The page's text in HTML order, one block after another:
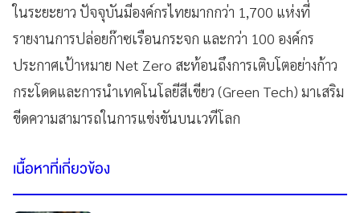
ในระยะยาว ปัจจุบันมีองค์กรไทยมากกว่า 1,700 แห่งที่
รายงานการปล่อยก๊าซเรือนกระจก และกว่า 100 องค์กร
ประกาศเป้าหมาย Net Zero สะท้อนถึงการเติบโตอย่างก้าว
กระโดดและการนำเทคโนโลยีสีเขียว (Green Tech) มาเสริม
ขีดความสามารถในการแข่งขันบนเวทีโลก
เนื้อหาที่เกี่ยวข้อง